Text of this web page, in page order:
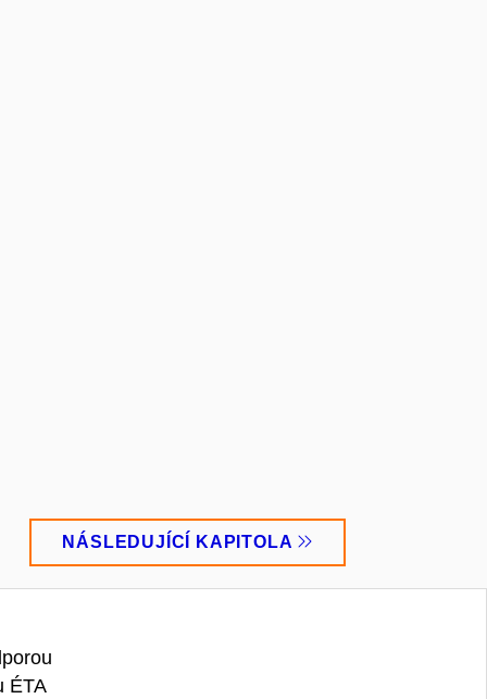
NÁSLEDUJÍCÍ KAPITOLA
ÉTA